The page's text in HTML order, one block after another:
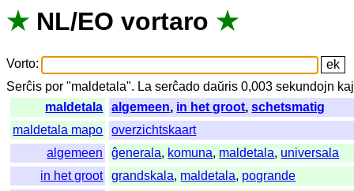
★ NL/EO vortaro ★
Vorto:
Serĉis por "maldetala". La serĉado daŭris 0,003sekundojn kaj
maldetala
algemeen, in het groot,schetsmatig
maldetala mapo
overzichtskaart
algemeen
ĝenerala, komuna, maldetala, universala
in het groot
grandskala, maldetala, pogrande